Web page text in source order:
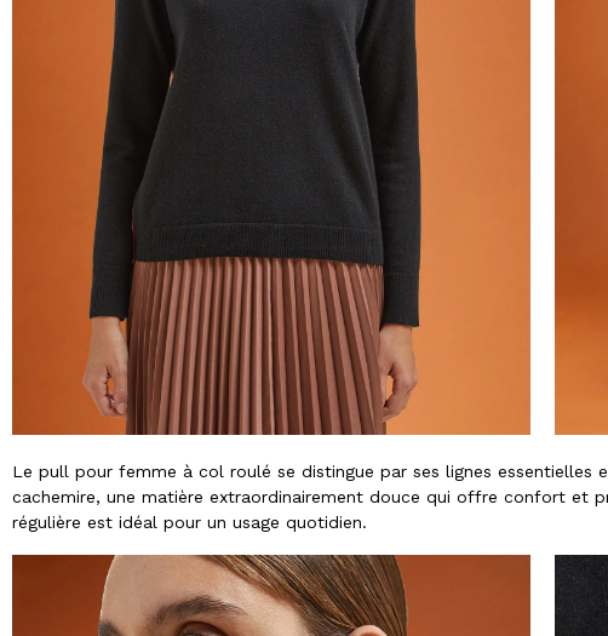
Le pull pour femme à col roulé se distingue par ses lignes
cachemire, une matière extraordinairement douce qui offre confort et
régulière est idéal pour un usage quotidien.